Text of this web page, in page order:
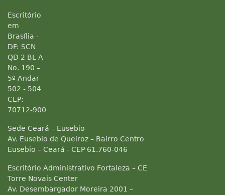
Escritório
em
Brasília -
DF: SCN
QD 2 BL A
No. 190 –
5º Andar
502 - 504
CEP:
70712-900
Sede Ceará – Eusebio
Av. Eusebio de Queiroz – Bairro Centro
Eusebio – Ceará - CEP 61.760-046
Escritório Administrativo Fortaleza – CE
Torre Novais Center
Av. Desembargador Moreira 2001 –